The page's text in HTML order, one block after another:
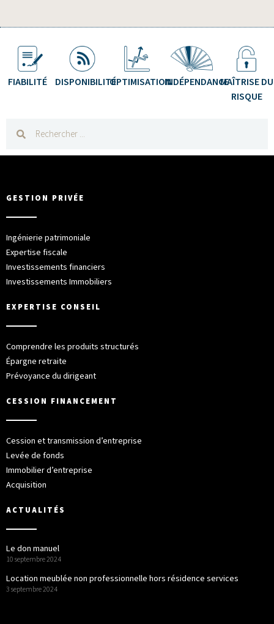
FIABILITÉ DISPONIBILITÉOPTIMISATIONINDÉPENDANCEMAÎTRISE DU
RISQUE
GESTION PRIVÉE
Ingénierie patrimoniale
Expertise fiscale
Investissements financiers
Investissements Immobiliers
EXPERTISE CONSEIL
Comprendre les produits structurés
Épargne retraite
Prévoyance du dirigeant
CESSION FINANCEMENT
Cession et transmission d’entreprise
Levée de fonds
Immobilier d’entreprise
Acquisition
ACTUALITÉS
Le don manuel
10 septembre 2024
Location meublée non professionnelle hors résidence services
3 septembre 2024